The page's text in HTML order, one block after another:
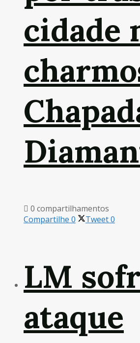
cidade
0 compartilhamentos
Compartilhe 0 Tweet0
LM
ataque